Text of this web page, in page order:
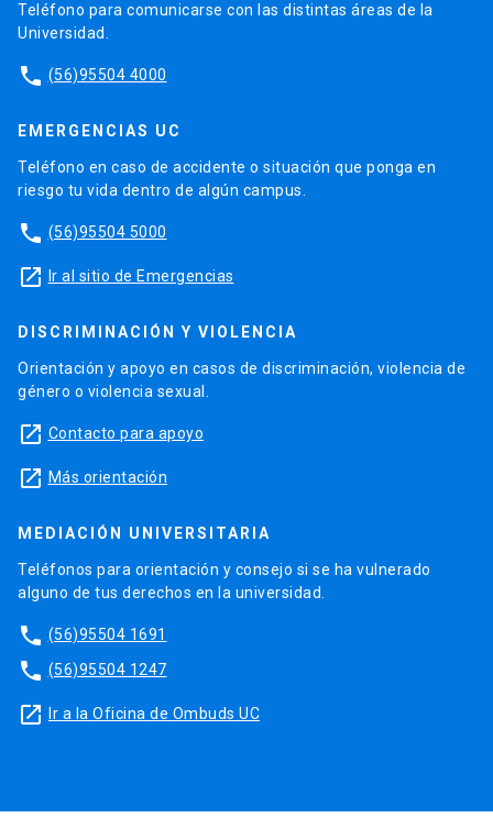
Teléfono para comunicarse con las distintas áreas de la
Universidad.
phone (56)95504 4000
EMERGENCIAS UC
Teléfono en caso de accidente o situación que ponga en
riesgo tu vida dentro de algún campus.
phone (56)95504 5000
launch Ir al sitio de Emergencias
DISCRIMINACIÓN Y VIOLENCIA
Orientación y apoyo en casos de discriminación, violencia de
género o violencia sexual.
launch Contacto para apoyo
launch Más orientación
MEDIACIÓN UNIVERSITARIA
Teléfonos para orientación y consejo si se ha vulnerado
alguno de tus derechos en la universidad.
phone (56)95504 1691
phone (56)95504 1247
launch Ir a la Oficina de Ombuds UC